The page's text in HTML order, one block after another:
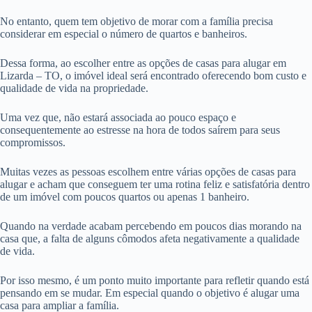
No entanto, quem tem objetivo de morar com a família precisa
considerar em especial o número de quartos e banheiros.
Dessa forma, ao escolher entre as opções de casas para alugar em
Lizarda – TO, o imóvel ideal será encontrado oferecendo bom custo e
qualidade de vida na propriedade.
Uma vez que, não estará associada ao pouco espaço e
consequentemente ao estresse na hora de todos saírem para seus
compromissos.
Muitas vezes as pessoas escolhem entre várias opções de casas para
alugar e acham que conseguem ter uma rotina feliz e satisfatória dentro
de um imóvel com poucos quartos ou apenas 1 banheiro.
Quando na verdade acabam percebendo em poucos dias morando na
casa que, a falta de alguns cômodos afeta negativamente a qualidade
de vida.
Por isso mesmo, é um ponto muito importante para refletir quando está
pensando em se mudar. Em especial quando o objetivo é alugar uma
casa para ampliar a família.